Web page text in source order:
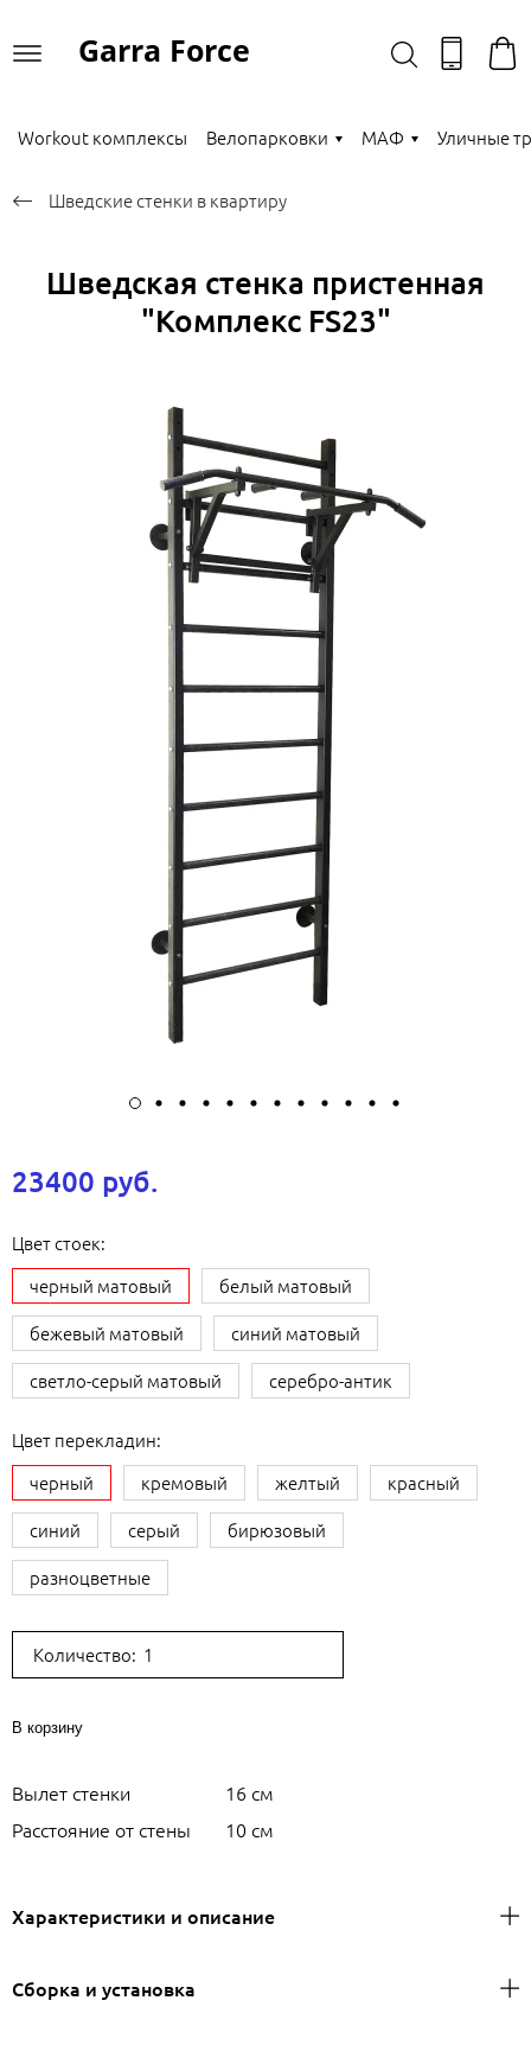
Garra Force
Workout комплексы Велопарковки МАФ Уличные
Шведские стенки в квартиру
Шведская стенка пристенная
"Комплекс FS23"
23400 руб.
Цвет стоек:
черный матовый
белый матовый
бежевый матовый
синий матовый
светло-серый матовый
серебро-антик
Цвет перекладин:
черный
кремовый желтый
красный
синий
серый
бирюзовый
разноцветные
Количество:
В корзину
Вылет стенки
16 см
Расстояние от стены
10 см
Характеристики и описание
Сборка и установка